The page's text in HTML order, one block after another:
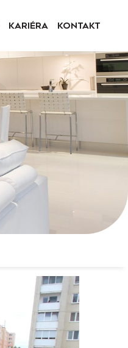
KARIÉRA KONTAKT